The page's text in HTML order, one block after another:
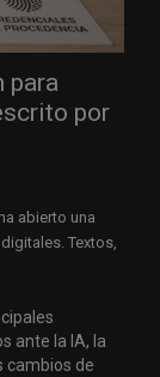
para
por
abierto una
Textos,
ante la IA, la
cambios de